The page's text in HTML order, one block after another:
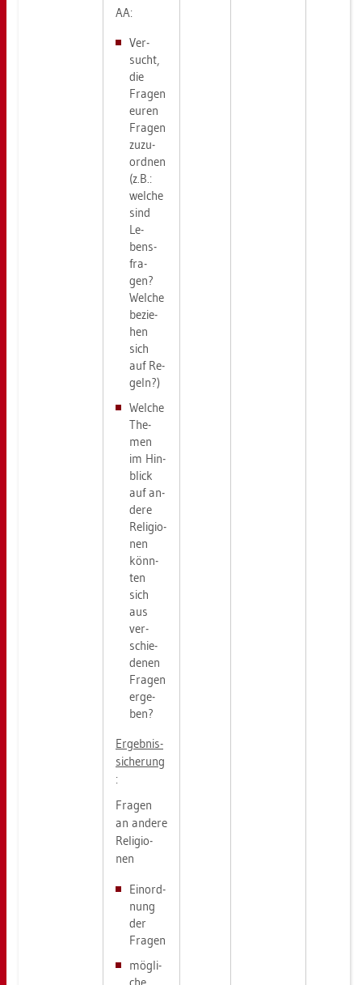
AA:
Ver­
sucht,
die
Fra­gen
euren
Fra­gen
zu­zu­
ord­nen
(z.B.:
wel­che
sind
Le­
bens­
fra­
gen?
Wel­che
be­zie­
hen
sich
auf Re­
geln?)
Wel­che
The­
men
im Hin­
blick
auf an­
de­re
Re­li­gio­
nen
könn­
ten
sich
aus
ver­
schie­
de­nen
Fra­gen
er­ge­
ben?
Er­geb­nis­
si­che­rung
:
Fra­gen
an an­de­re
Re­li­gio­
nen
Ein­ord­
nung
der
Fra­gen
mög­li­